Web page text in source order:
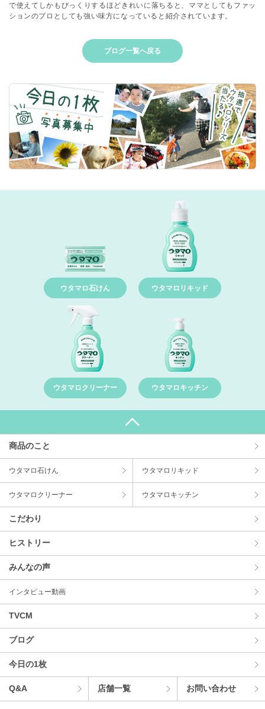
で使えてしかもびっくりするほどきれいに落ちると、ママとしてもファッ
ションのプロとしても強い味方になっていると紹介されています。
ブログ一覧へ戻る
ウタマロ石けん ウタマロリキッド
ウタマロクリーナー ウタマロキッチン
商品のこと
ウタマロ⽯けん ウタマロリキッド
ウタマロクリーナー ウタマロキッチン
こだわり
ヒストリー
みんなの声
インタビュー動画
TVCM
ブログ
今⽇の1枚
Q&A 店舗⼀覧 お問い合わせ